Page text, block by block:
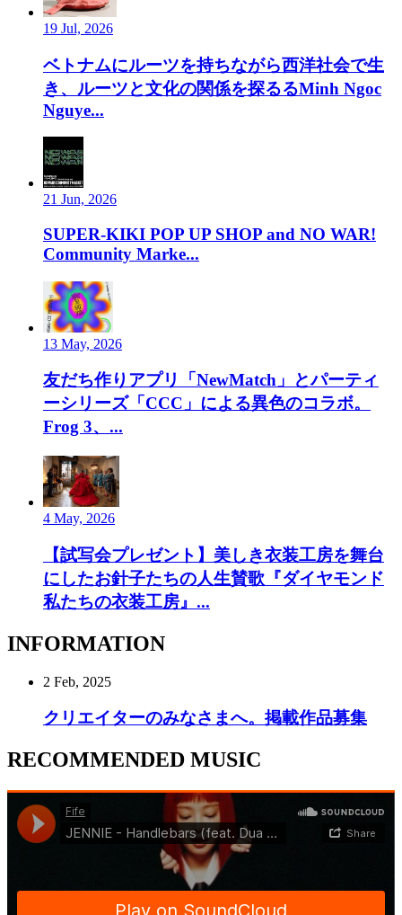
19 Jul, 2026
ベトナムにルーツを持ちながら西洋社会で生
き、ルーツと文化の関係を探るるMinh Ngoc
Nguye...
21 Jun, 2026
SUPER-KIKI POP UP SHOP and NO WAR!
Community Marke...
13 May, 2026
友だち作りアプリ「NewMatch」とパーティ
ーシリーズ「CCC」による異色のコラボ。
Frog 3、...
4 May, 2026
【試写会プレゼント】美しき衣装工房を舞台
にしたお針子たちの人生賛歌『ダイヤモンド
私たちの衣装工房』...
INFORMATION
2 Feb, 2025
クリエイターのみなさまへ。掲載作品募集
RECOMMENDED MUSIC